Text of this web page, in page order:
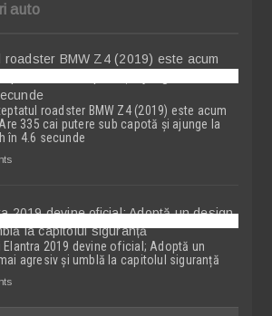
auto
roadster BMW Z4 (2019) este acum
335 cai putere sub capotă și ajunge la
în 4.6 secunde
Elantra 2019 devine oficial; Adoptă un
agresiv și umblă la capitolul siguranță